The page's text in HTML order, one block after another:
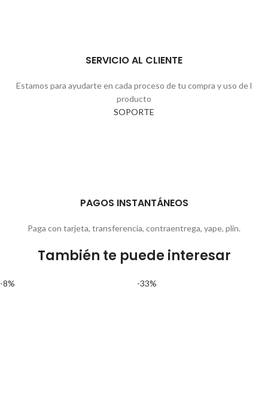
SERVICIO AL CLIENTE
Estamos para ayudarte en cada proceso de tu compra y uso de l
producto
SOPORTE
PAGOS INSTANTÁNEOS
Paga con tarjeta, transferencia, contraentrega, yape, plin.
También te puede interesar
-8% -33%